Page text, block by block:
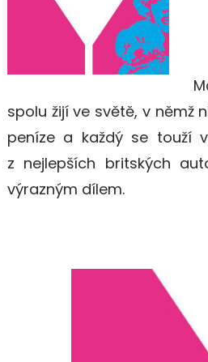
spolu žijí ve světě, v němž
peníze a každý se touží
z nejlepších britských
výrazným dílem.